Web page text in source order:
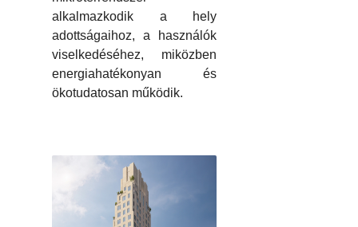
alkalmazkodik a hely
adottságaihoz, a használók
viselkedéséhez, miközben
energiahatékonyan és
ökotudatosan működik.